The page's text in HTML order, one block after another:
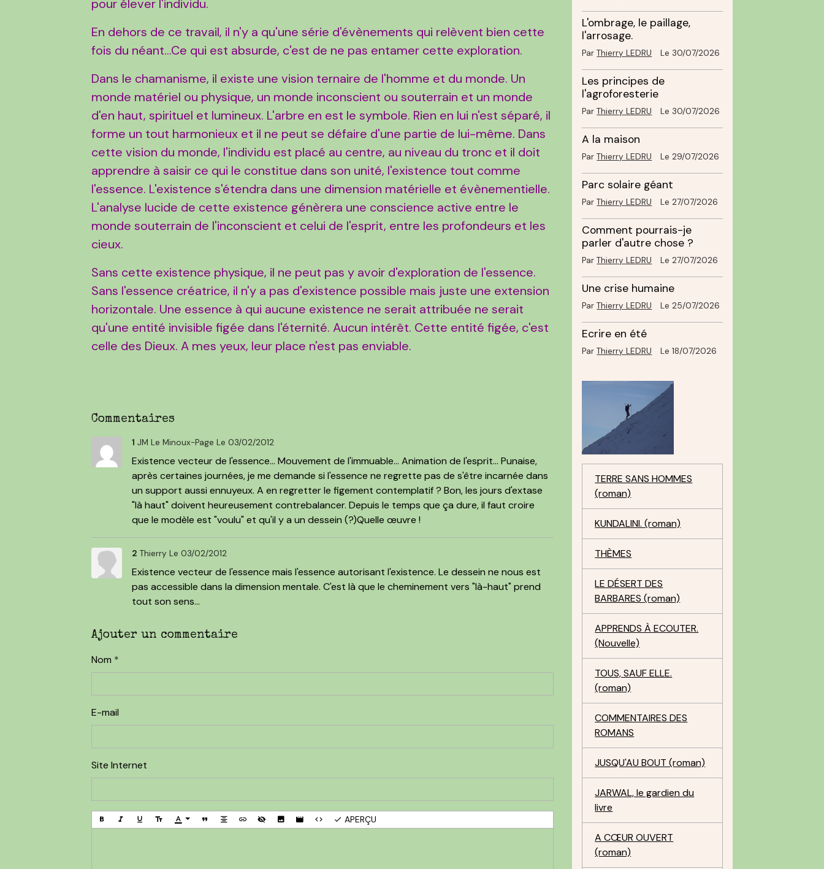
pour élever l'individu.
En dehors de ce travail, il n'y a qu'une série d'évènements qui relèvent bien cette
fois du néant...Ce qui est absurde, c'est de ne pas entamer cette exploration.
Dans le chamanisme, il existe une vision ternaire de l'homme et du monde. Un
monde matériel ou physique, un monde inconscient ou souterrain et un monde
d'en haut, spirituel et lumineux. L'arbre en est le symbole. Rien en lui n'est séparé, il
forme un tout harmonieux et il ne peut se défaire d'une partie de lui-même. Dans
cette vision du monde, l'individu est placé au centre, au niveau du tronc et il doit
apprendre à saisir ce qui le constitue dans son unité, l'existence tout comme
l'essence. L'existence s'étendra dans une dimension matérielle et évènementielle.
L'analyse lucide de cette existence génèrera une conscience active entre le
monde souterrain de l'inconscient et celui de l'esprit, entre les profondeurs et les
cieux.
Sans cette existence physique, il ne peut pas y avoir d'exploration de l'essence.
Sans l'essence créatrice, il n'y a pas d'existence possible mais juste une extension
horizontale. Une essence à qui aucune existence ne serait attribuée ne serait
qu'une entité invisible figée dans l'éternité. Aucun intérêt. Cette entité figée, c'est
celle des Dieux. A mes yeux, leur place n'est pas enviable.
Commentaires
1 JM Le Minoux-PageLe 03/02/2012
Existence vecteur de l'essence... Mouvement de l'immuable... Animation de l'esprit... Punaise,
après certaines journées, je me demande si l'essence ne regrette pas de s'être incarnée dans
un support aussi ennuyeux. A en regretter le figement contemplatif ? Bon, les jours d'extase
"là haut" doivent heureusement contrebalancer. Depuis le temps que ça dure, il faut croire
que le modèle est "voulu" et qu'il y a un dessein (?)Quelle œuvre !
2 ThierryLe 03/02/2012
Existence vecteur de l'essence mais l'essence autorisant l'existence. Le dessein ne nous est
pas accessible dans la dimension mentale. C'est là que le cheminement vers "là-haut" prend
tout son sens...
Ajouter un commentaire
Nom
E-mail
Site Internet
APERÇU
L'ombrage, le paillage,
l'arrosage.
ParThierry LEDRU Le 30/07/2026
Les principes de
l'agroforesterie
ParThierry LEDRU Le 30/07/2026
A la maison
ParThierry LEDRU Le 29/07/2026
Parc solaire géant
ParThierry LEDRU Le 27/07/2026
Comment pourrais-je
parler d'autre chose ?
ParThierry LEDRU Le 27/07/2026
Une crise humaine
ParThierry LEDRU Le 25/07/2026
Ecrire en été
ParThierry LEDRU Le 18/07/2026
TERRE SANS HOMMES
(roman)
KUNDALINI. (roman)
THÈMES
LE DÉSERT DES
BARBARES (roman)
APPRENDS À ECOUTER.
(Nouvelle)
TOUS, SAUF ELLE.
(roman)
COMMENTAIRES DES
ROMANS
JUSQU'AU BOUT (roman)
JARWAL, le gardien du
livre
A CŒUR OUVERT
(roman)